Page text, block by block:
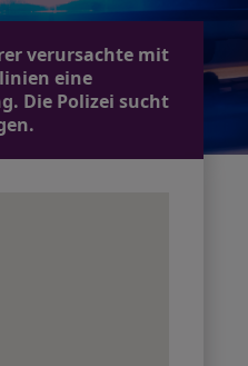
verursachte mit
eine
Die Polizei sucht